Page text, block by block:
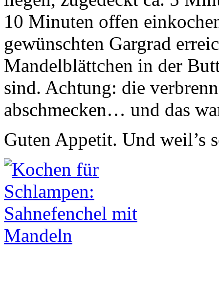
10 Minuten offen
gewünschten Gargrad
Mandelblättchen in der
sind. Achtung: die
abschmecken… und das
Guten Appetit. Und weil’s